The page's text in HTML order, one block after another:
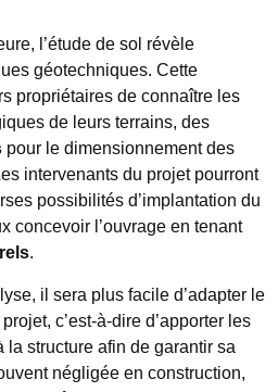
l’étude de sol révèle
géotechniques. Cette
propriétaires de connaître les
de leurs terrains, des
pour le dimensionnement des
intervenants du projet pourront
possibilités d’implantation du
concevoir l’ouvrage en tenant
.
il sera plus facile d’adapter le
c’est-à-dire d’apporter les
structure afin de garantir sa
négligée en construction,